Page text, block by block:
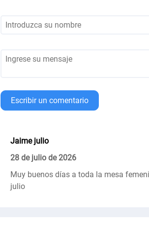
Escribir un comentario
Jaime julio
28 de julio de 2026
Muy buenos días a toda la mesa
julio